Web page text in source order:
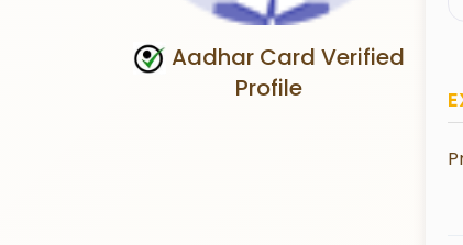
Aadhar Card Verified
Profile